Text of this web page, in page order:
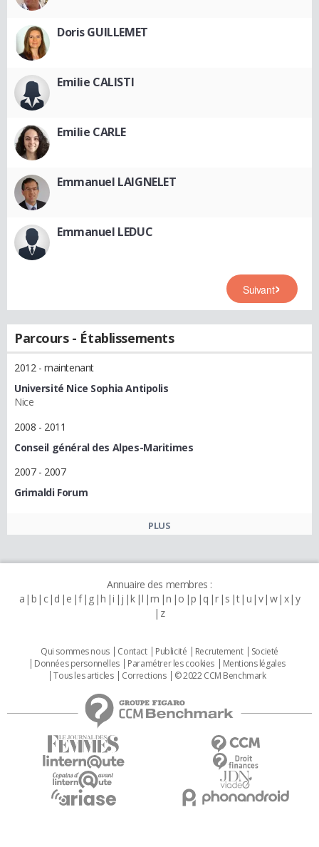
Doris GUILLEMET
Emilie CALISTI
Emilie CARLE
Emmanuel LAIGNELET
Emmanuel LEDUC
Suivant
Parcours - Établissements
2012 - maintenant
Université Nice Sophia Antipolis
Nice
2008 - 2011
Conseil général des Alpes-Maritimes
2007 - 2007
Grimaldi Forum
PLUS
Annuaire des membres :
a b c d e f g h i j k l m n o p q r s t u v w x y
z
Qui sommes nous Contact Publicité Recrutement
Societé
Données personnelles
Paramétrer les cookies
Mentions légales
Tous les articles
Corrections © 2022 CCM Benchmark